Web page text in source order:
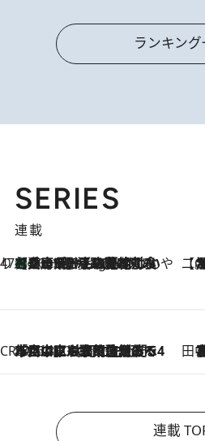
ランキン
SERIES
連載
47都道府県の手みやげ ひんやりスイーツで夏を満喫
10 Hours Ago
【兵庫県】この夏絶対食べたい 冷やしておいしいおやつ3選 淡路島の恵みをジェラートに集約 【 【ト
CREA'S CHOICE
2026.8.7
「立川にも歌舞伎があるんだよ」 片岡仁左衛門・市川中車ら豪華座組みで4年目の立川立飛歌舞伎へ 田「湘南乃
連載